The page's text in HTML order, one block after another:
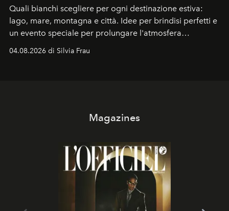
Quali bianchi scegliere per ogni destinazione estiva:
lago, mare, montagna e città. Idee per brindisi perfetti e
un evento speciale per prolungare l'atmosfera
04.08.2026 di Silvia Frau
Magazines